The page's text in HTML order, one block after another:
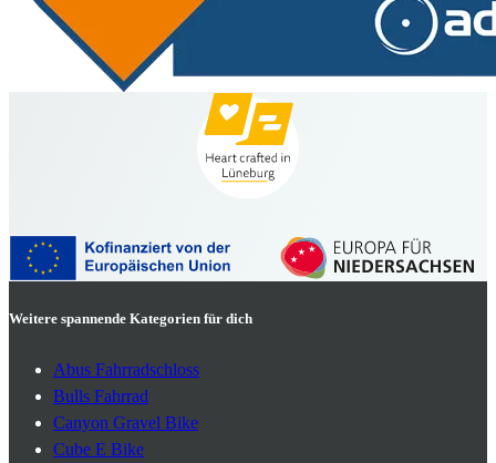
Weitere spannende Kategorien für dich
Abus Fahrradschloss
Bulls Fahrrad
Canyon Gravel Bike
Cube E Bike